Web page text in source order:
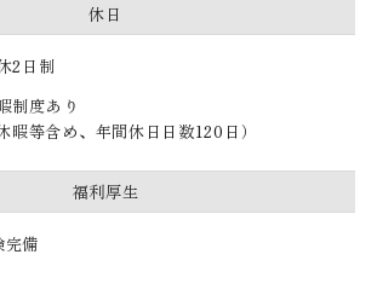
休日
2日制
制度あり
暇等含め、年間休日日数120日）
福利厚生
完備